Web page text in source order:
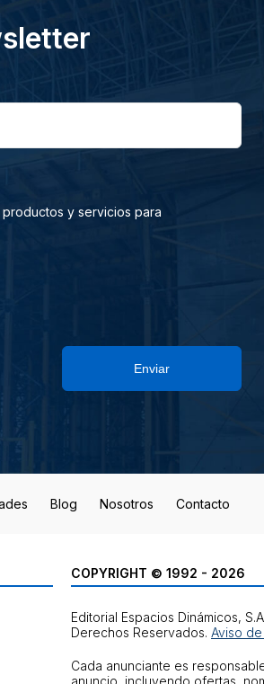
y servicios para
Enviar
Blog Nosotros Contacto
COPYRIGHT © 1992 - 2026
Editorial Espacios Dinámicos,
Derechos Reservados. Aviso
Cada anunciante es
anuncio, incluyendo ofertas,